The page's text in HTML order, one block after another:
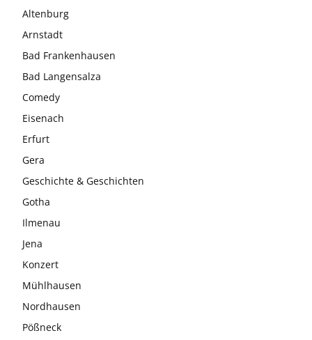
Altenburg
Arnstadt
Bad Frankenhausen
Bad Langensalza
Comedy
Eisenach
Erfurt
Gera
Geschichte & Geschichten
Gotha
Ilmenau
Jena
Konzert
Mühlhausen
Nordhausen
Pößneck